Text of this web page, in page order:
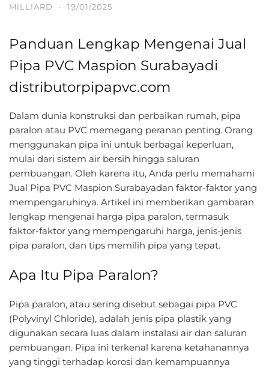
MILLIARD
· 19/01/2025
Panduan Lengkap Mengenai Jual
Pipa PVC Maspion Surabayadi
distributorpipapvc.com
Dalam dunia konstruksi dan perbaikan rumah, pipa
paralon atau PVC memegang peranan penting. Orang
menggunakan pipa ini untuk berbagai keperluan,
mulai dari sistem air bersih hingga saluran
pembuangan. Oleh karena itu, Anda perlu memahami
Jual Pipa PVC Maspion Surabayadan faktor-faktor yang
mempengaruhinya. Artikel ini memberikan gambaran
lengkap mengenai harga pipa paralon, termasuk
faktor-faktor yang mempengaruhi harga, jenis-jenis
pipa paralon, dan tips memilih pipa yang tepat.
Apa Itu Pipa Paralon?
Pipa paralon, atau sering disebut sebagai pipa PVC
(Polyvinyl Chloride), adalah jenis pipa plastik yang
digunakan secara luas dalam instalasi air dan saluran
pembuangan. Pipa ini terkenal karena ketahanannya
yang tinggi terhadap korosi dan kemampuannya